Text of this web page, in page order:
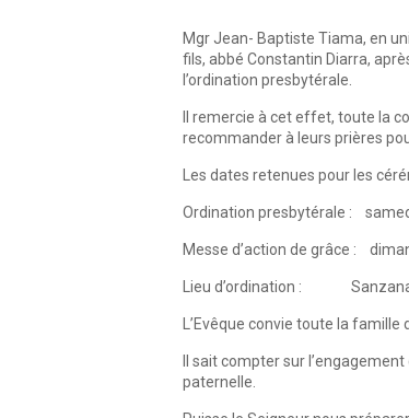
Mgr Jean- Baptiste Tiama, en
fils, abbé Constantin Diarra,
l’ordination presbytérale.
Il remercie à cet effet, toute la
recommander à leurs prières
Les dates retenues pour les
Ordination presbytérale :
Messe d’action de grâce :
Lieu d’ordination :
L’Evêque convie toute la
Il sait compter sur
paternelle.